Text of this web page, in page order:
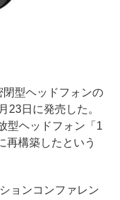
型ヘッドフォンの
23日に発売した。
型ヘッドフォン「1
再構築したという
ョンコンファレン